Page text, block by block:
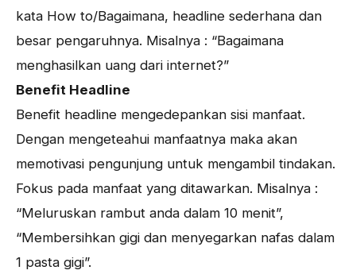
kata How to/Bagaimana, headline sederhana dan
besar pengaruhnya. Misalnya : “Bagaimana
menghasilkan uang dari internet?”
Benefit Headline
Benefit headline mengedepankan sisi manfaat.
Dengan mengeteahui manfaatnya maka akan
memotivasi pengunjung untuk mengambil tindakan.
Fokus pada manfaat yang ditawarkan. Misalnya :
“Meluruskan rambut anda dalam 10 menit”,
“Membersihkan gigi dan menyegarkan nafas dalam
1 pasta gigi”.